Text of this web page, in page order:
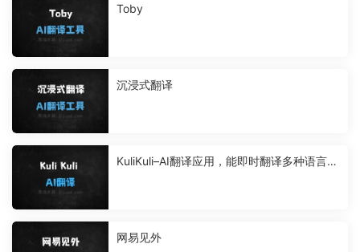
Toby
沉浸式翻译
KuliKuli–AI翻译应用，能即时翻译多种语言的
网易见外